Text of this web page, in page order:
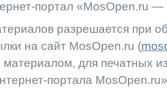
портал «MosOpen.ru —
разрешается при
на сайт MosOpen.ru (
материалом, для печатных
портала